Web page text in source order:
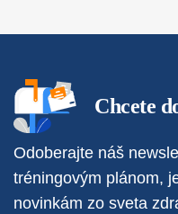
Chcete
Odoberajte náš
tréningovým plánom,
novinkám zo sveta